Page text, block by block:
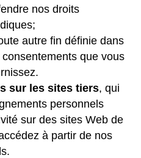
nos droits
autre fin définie dans
consentements que vous
sur les sites tiers, qui
personnels
sur des sites Web de
à partir de nos